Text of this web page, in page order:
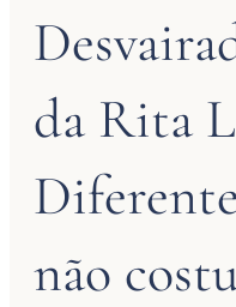
da Rita
não